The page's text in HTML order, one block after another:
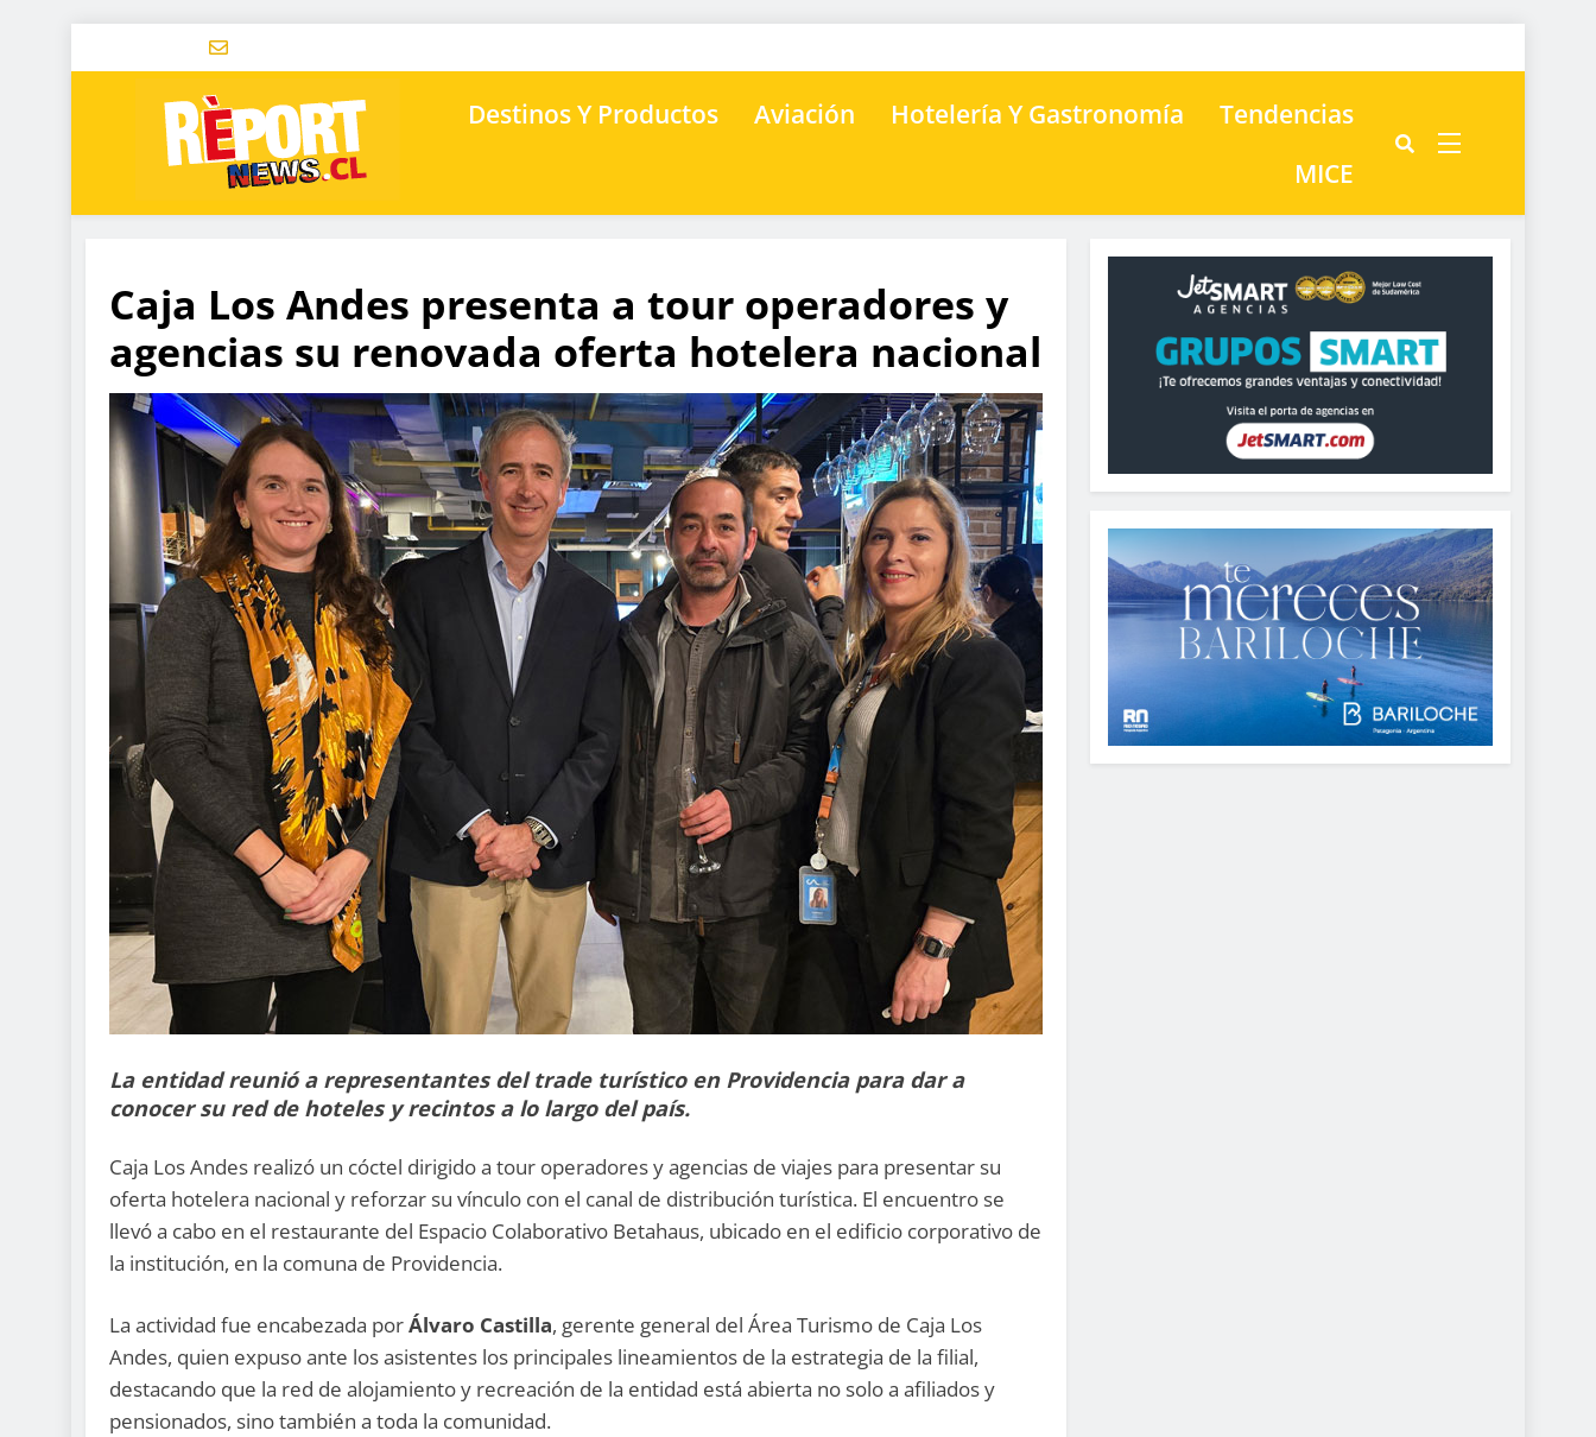
Destinos Y Productos Aviación Hotelería Y Gastronomía
Tendencias
MICE
Caja Los Andes presenta a tour operadores y
agencias su renovada oferta hotelera nacional
La entidad reunió a representantes del trade turístico en Providencia para dar a
conocer su red de hoteles y recintos a lo largo del país.
Caja Los Andes realizó un cóctel dirigido a tour operadores y agencias de viajes para presentar su
oferta hotelera nacional y reforzar su vínculo con el canal de distribución turística. El encuentro se
llevó a cabo en el restaurante del Espacio Colaborativo Betahaus, ubicado en el edificio corporativo de
la institución, en la comuna de Providencia.
La actividad fue encabezada porÁlvaro Castilla, gerente general del Área Turismo de Caja Los
Andes, quien expuso ante los asistentes los principales lineamientos de la estrategia de la filial,
destacando que la red de alojamiento y recreación de la entidad está abierta no solo a afiliados y
pensionados, sino también a toda la comunidad.